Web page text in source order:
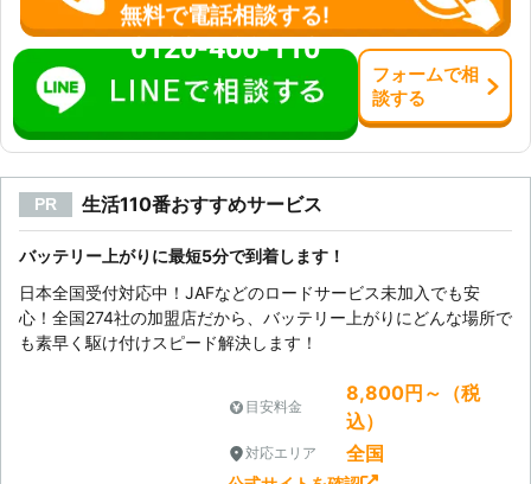
無料で電話相談する!
0120-466-110
フォームで相
談する
PR 生活110番おすすめサービス
バッテリー上がりに最短5分で到着します！
日本全国受付対応中！JAFなどのロードサービス未加入でも安
心！全国274社の加盟店だから、バッテリー上がりにどんな場所で
も素早く駆け付けスピード解決します！
目安料金
8,800円～（税
込）
対応エリア 全国